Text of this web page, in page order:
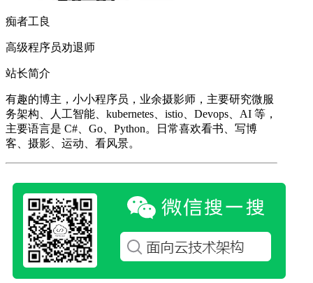
痴者工良
高级程序员劝退师
站长简介
有趣的博主，小小程序员，业余摄影师，主要研究微服
务架构、人工智能、kubernetes、istio、Devops、AI 等，
主要语言是 C#、Go、Python。日常喜欢看书、写博
客、摄影、运动、看风景。